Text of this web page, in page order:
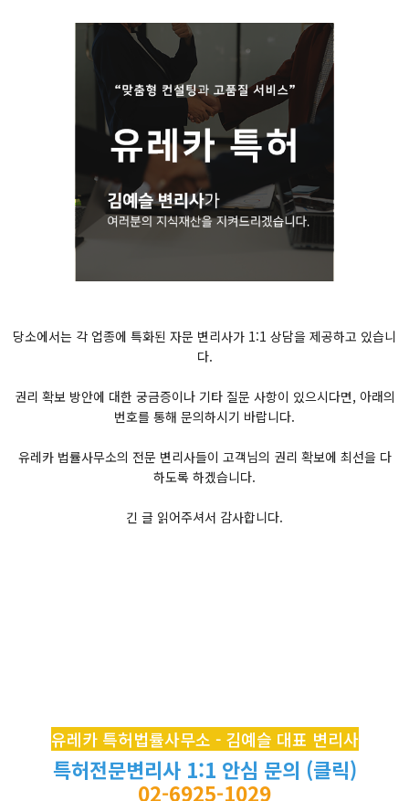
당소에서는 각 업종에 특화된 자문 변리사가 1:1 상담을 제공하고 있습니
다.
권리 확보 방안에 대한 궁금증이나 기타 질문 사항이 있으시다면, 아래의
번호를 통해 문의하시기 바랍니다.
유레카 법률사무소의 전문 변리사들이 고객님의 권리 확보에 최선을 다
하도록 하겠습니다.
긴 글 읽어주셔서 감사합니다.
유레카 특허법률사무소 - 김예슬 대표 변리사
특허전문변리사 1:1 안심 문의 (클릭)
02-6925-1029